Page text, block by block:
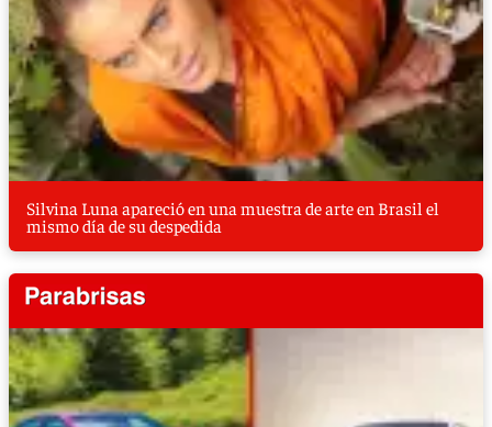
Silvina Luna apareció en una muestra de arte en Brasil el
mismo día de su despedida